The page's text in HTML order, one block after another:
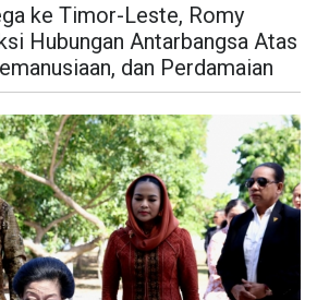
ke Timor-Leste, Romy
Hubungan Antarbangsa Atas
dan Perdamaian